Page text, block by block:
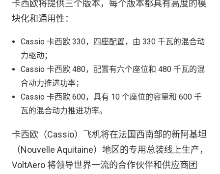
卡西欧将提供三个版本，每个版本都具有高度的模
块化和通用性：
Cassio 卡西欧 330，四座配置，由 330 千瓦的混合动
力驱动；
Cassio 卡西欧 480，配置有六个座位和 480 千瓦的混
合动力推进功率；
Cassio 卡西欧 600，具有 10 个座位的容量和 600 千
瓦的混合动力推进功率。
卡西欧（Cassio）飞机将在法国西南部的新阿基坦
（Nouvelle Aquitaine）地区的专用总装线上生产，
VoltAero 将领导世界一流的合作伙伴和供应商团